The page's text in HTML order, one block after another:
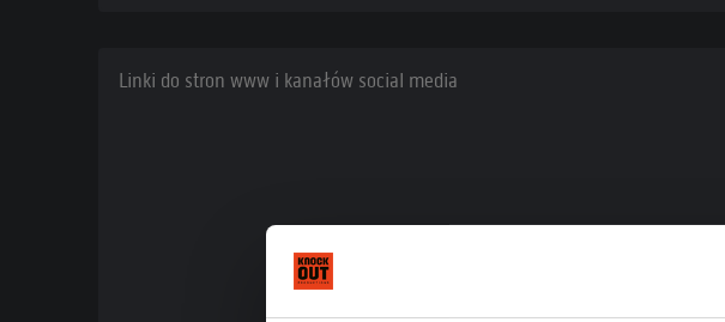
Linki do stron www i kanałów social media